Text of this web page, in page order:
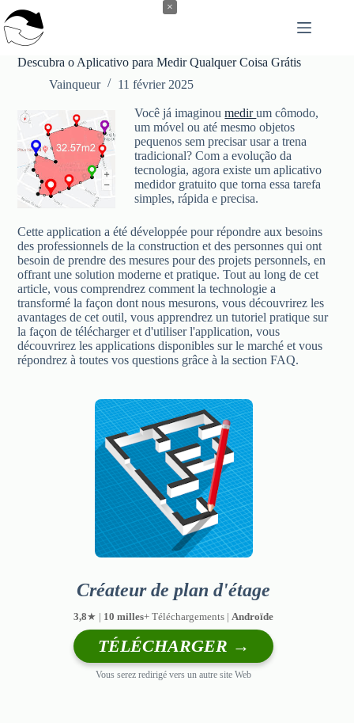
au
contenu
Descubra o Aplicativo para Medir Qualquer Coisa Grátis
Vainqueur
11 février 2025
Você já imaginoumedirum cômodo,
um móvel ou até mesmo objetos
pequenos sem precisar usar a trena
tradicional? Com a evolução da
tecnologia, agora existe um aplicativo
medidor gratuito que torna essa tarefa
simples, rápida e precisa.
Cette application a été développée pour répondre aux besoins
des professionnels de la construction et des personnes qui ont
besoin de prendre des mesures pour des projets personnels, en
offrant une solution moderne et pratique. Tout au long de cet
article, vous comprendrez comment la technologie a
transformé la façon dont nous mesurons, vous découvrirez les
avantages de cet outil, vous apprendrez un tutoriel pratique sur
la façon de télécharger et d'utiliser l'application, vous
découvrirez les applications disponibles sur le marché et vous
répondrez à toutes vos questions grâce à la section FAQ.
Créateur de plan d'étage
3,8★ | 10 milles+ Téléchargements |Androïde
TÉLÉCHARGER →
Vous serez redirigé vers un autre site Web
×